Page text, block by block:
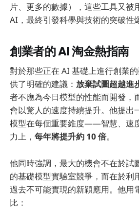
片、更多的數據），這些工具又被
AI，最終引發科學與技術的突破性
創業者的 AI 淘金熱指南
對於那些正在 AI 基礎上進行創業
供了明確的建議： 放棄試圖超越進
者不應為今日模型的性能而開發，
會以驚人的速度持續提升。他提出
模型在每個重要維度——智慧、速
力上， 每年將提升約 10 倍。
他同時強調，最大的機會不在於試
的基礎模型實驗室競爭，而在於利
過去不可能實現的新穎應用。他用
比：